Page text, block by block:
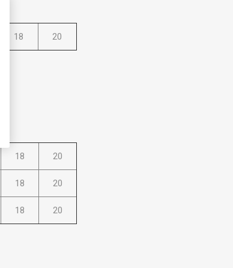
18 20
18
20
18
20
18 20